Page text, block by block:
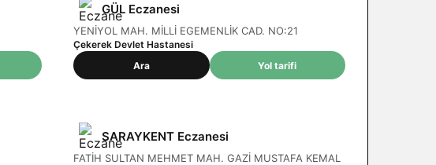
GÜL Eczanesi
YENİYOL MAH. MİLLİ EGEMENLİK CAD. NO:21
Çekerek Devlet Hastanesi
Ara
Yol tarifi
SARAYKENT Eczanesi
FATİH SULTAN MEHMET MAH. GAZİ MUSTAFA KEMAL